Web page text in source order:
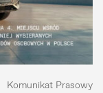
Komunikat Prasowy